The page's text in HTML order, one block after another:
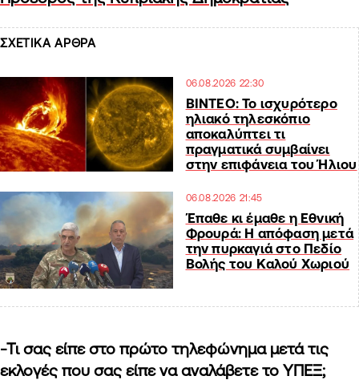
ΣΧΕΤΙΚΑ ΑΡΘΡΑ
06.08.2026 22:30
ΒΙΝΤΕΟ: Το ισχυρότερο
ηλιακό τηλεσκόπιο
αποκαλύπτει τι
πραγματικά συμβαίνει
στην επιφάνεια του Ήλιου
06.08.2026 21:45
Έπαθε κι έμαθε η Εθνική
Φρουρά: Η απόφαση μετά
την πυρκαγιά στο Πεδίο
Βολής του Καλού Χωριού
-Τι σας είπε στο πρώτο τηλεφώνημα μετά τις
εκλογές που σας είπε να αναλάβετε το ΥΠΕΞ;